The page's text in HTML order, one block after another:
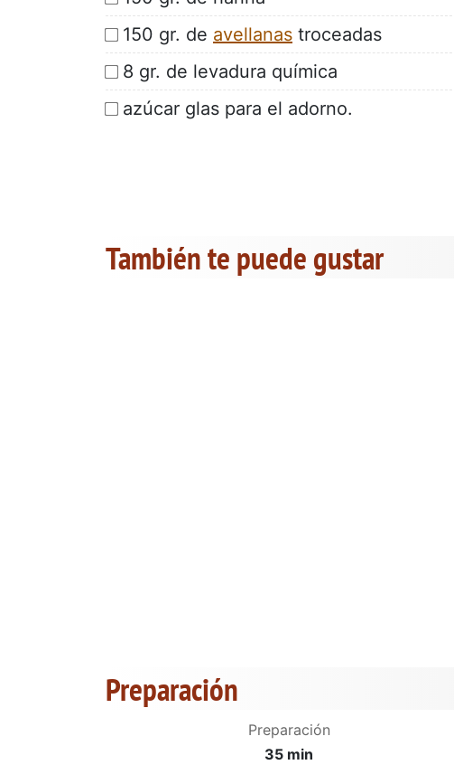
150 gr. de avellanas troceadas
8 gr. de levadura química
azúcar glas para el adorno.
También te puede gustar
Preparación
Preparación
35 min